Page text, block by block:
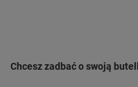
Chcesz zadbać o swoją